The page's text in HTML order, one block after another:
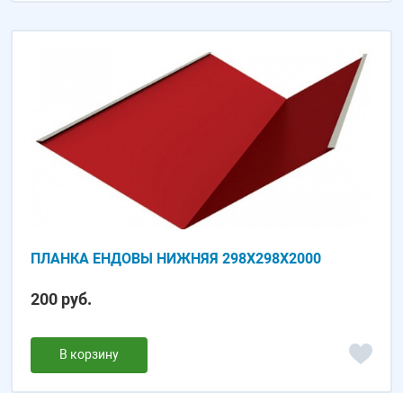
ПЛАНКА ЕНДОВЫ НИЖНЯЯ 298Х298Х2000
200 руб.
В корзину